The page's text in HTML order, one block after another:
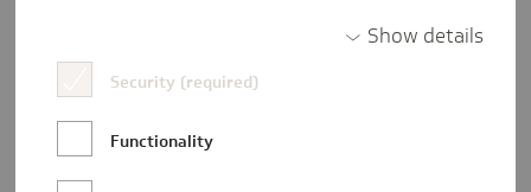
Luise Zink
Luise Zink ist Referentin für Presse- und
Öffentlichkeitsarbeit in der TK-
Show details
Security (required)
Functionality